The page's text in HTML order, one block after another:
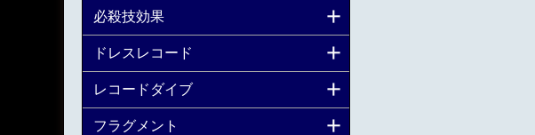
必殺技効果
ドレスレコード
レコードダイブ
フラグメント